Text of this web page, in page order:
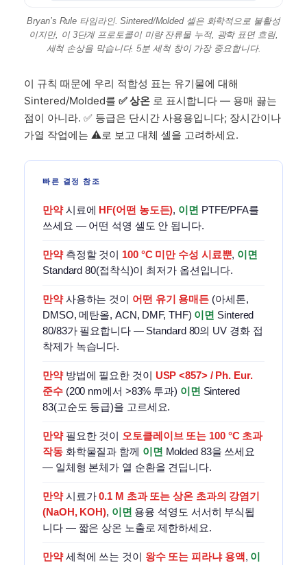
Bryan’s Rule 타임라인. Sintered/Molded 셀은 화학적으로 불활성
이지만, 이 3단계 프로토콜이 미량 잔류물 누적, 광학 표면 흐림,
세척 손상을 막습니다. 5분 세척 창이 가장 중요합니다.
이 규칙 때문에 우리 적합성 표는 유기물에 대해
Sintered/Molded를 ✅ 상온 로 표시합니다 — 용매 끓는
점이 아니라. ✅ 등급은 단시간 사용용입니다; 장시간이나
가열 작업에는 ⚠️로 보고 대체 셀을 고려하세요.
빠른 결정 참조
만약시료에 HF(어떤 농도든), 이면 PTFE/PFA를
쓰세요 — 어떤 석영 셀도 안 됩니다.
만약측정할 것이 100 °C 미만 수성 시료뿐, 이면
Standard 80(접착식)이 최저가 옵션입니다.
만약사용하는 것이 어떤 유기 용매든 (아세톤,
DMSO, 메탄올, ACN, DMF, THF) 이면 Sintered
80/83가 필요합니다 — Standard 80의 UV 경화 접
착제가 녹습니다.
만약방법에 필요한 것이 USP <857> / Ph. Eur.
준수(200 nm에서 >83% 투과) 이면 Sintered
83(고순도 등급)을 고르세요.
만약필요한 것이
오토클레이브 또는 100 °C 초과
작동화학물질과 함께 이면 Molded 83을 쓰세요
— 일체형 본체가 열 순환을 견딥니다.
만약시료가0.1 M 초과 또는 상온 초과의 강염기
(NaOH, KOH), 이면 용융 석영도 서서히 부식됩
니다 — 짧은 상온 노출로 제한하세요.
만약세척에 쓰는 것이 왕수 또는 피라냐 용액, 이